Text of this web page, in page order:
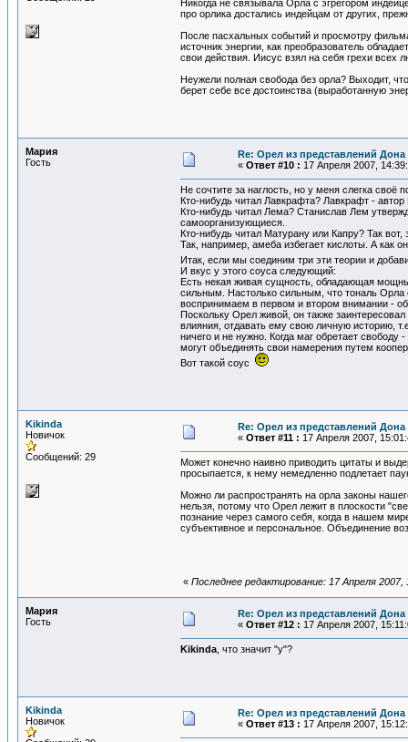
Никогда не связывала Орла с эгрегором
про орлика достались индейцам от других,
После пасхальных событий и просмотру
источник энергии, как преобразователь
свои действия. Иисус взял на себя грехи всех
Неужели полная свобода без орла? Выходит,
берет себе все достоинства (выработанную
Мария
Гость
Re: Орел из представлений Дона
« Ответ #10 : 17 Апреля 2007,
Не сочтите за наглость, но у меня слегка своё
Кто-нибудь читал Лавкрафта? Лавкрафт -
Кто-нибудь читал Лема? Станислав Лем
самоорганизующиеся.
Кто-нибудь читал Матурану или Капру? Так
Так, например, амеба избегает кислоты. А как
Итак, если мы соединим три эти теории и
И вкус у этого соуса следующий:
Есть некая живая сущность, обладающая
сильным. Настолько сильным, что тональ
воспринимаем в первом и втором внимании -
Поскольку Орел живой, он также
влияния, отдавать ему свою личную историю,
ничего и не нужно. Когда маг обретает
могут объединять свои намерения путем
Вот такой соус
Kikinda
Новичок
Сообщений: 29
Re: Орел из представлений Дона
« Ответ #11 : 17 Апреля 2007,
Может конечно наивно приводить цитаты и
просыпается, к нему немедленно подлетает
Можно ли распространять на орла законы
нельзя, потому что Орел лежит в плоскости
познание через самого себя, когда в нашем
субъективное и персональное. Объединение
« Последнее редактирование: 17 Апреля 2007,
Мария
Гость
Re: Орел из представлений Дона
« Ответ #12 : 17 Апреля 2007,
Kikinda , что значит "у"?
Kikinda
Новичок
Re: Орел из представлений Дона
« Ответ #13 : 17 Апреля 2007,